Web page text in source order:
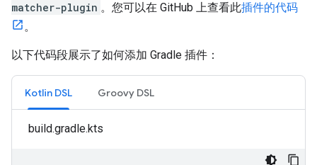
matcher-plugin 。您可以在 GitHub 上查看此插件的代码
。
以下代码段展示了如何添加 Gradle 插件：
Kotlin DSL Groovy DSL
build.gradle.kts